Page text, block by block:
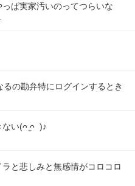
ぱ実家汚いのってつらいな
の勘弁特にログインするとき
い(ᴖ ̫ᴖ  )♪
と悲しみと無感情がコロコロ